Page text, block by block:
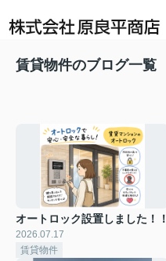
賃貸物件のブログ一覧
オートロック設置しました！！
2026.07.17
賃貸物件